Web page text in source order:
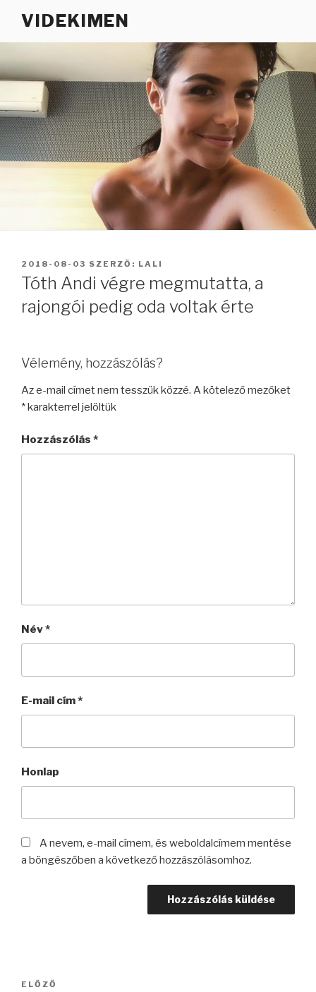
VIDEKIMEN
BEKÜLDVE:
2018-08-03 SZERZŐ: LALI
Tóth Andi végre megmutatta, a
rajongói pedig oda voltak érte
Vélemény, hozzászólás?
Az e-mail címet nem tesszük közzé. A kötelező mezőket
*karakterrel jelöltük
Hozzászólás *
Név*
E-mail cím*
Honlap
A nevem, e-mail címem, és weboldalcímem mentése
a böngészőben a következő hozzászólásomhoz.
Bejegyzés
Korábbi
ELŐZŐ